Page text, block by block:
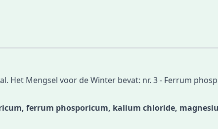
Het Mengsel voor de Winter bevat: nr. 3 - Ferrum
ferrum phosporicum, kalium chloride,